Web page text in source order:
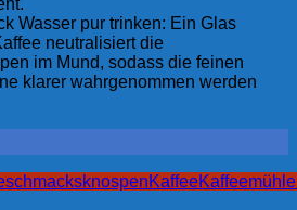
Wasser pur trinken: Ein Glas
neutralisiert die
im Mund, sodass die feinen
klarer wahrgenommen werden
KaffeeKaffeemühle